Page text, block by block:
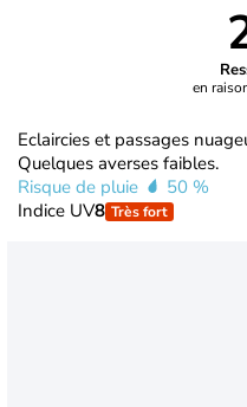
en
Eclaircies et passages
Quelques averses faibles.
Risque de pluie
50 %
Indice UV8 Très fort